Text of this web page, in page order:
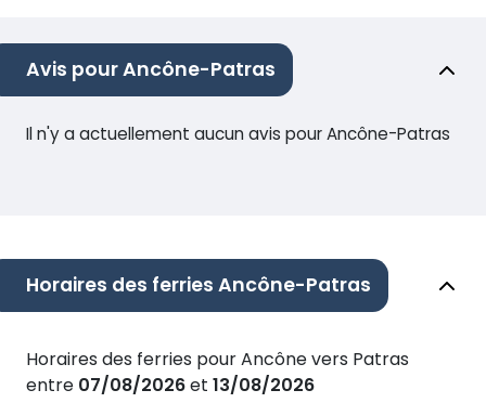
Avis pour Ancône-Patras
Il n'y a actuellement aucun avis pour Ancône-Patras
Horaires des ferries Ancône-Patras
Horaires des ferries pour Ancône vers Patras
entre 07/08/2026et 13/08/2026